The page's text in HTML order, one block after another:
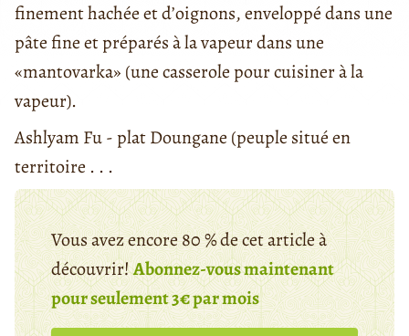
finement hachée et d’oignons, enveloppé dans une
pâte fine et préparés à la vapeur dans une
«mantovarka» (une casserole pour cuisiner à la
vapeur).
Ashlyam Fu - plat Doungane (peuple situé en
territoire . . .
Vous avez encore 80 % de cet article à
découvrir!Abonnez-vous maintenant
pour seulement 3€ par mois